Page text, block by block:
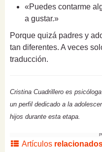
«Puedes contarme
a gustar.»
Porque quizá padres y
tan diferentes. A veces
traducción.
Cristina Cuadrillero es
un perfil dedicado a la
hijos durante esta etapa.
Artículos